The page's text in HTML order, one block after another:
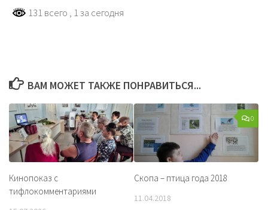
131 всего , 1 за сегодня
ВАМ МОЖЕТ ТАКЖЕ ПОНРАВИТЬСЯ...
Кинопоказ с
тифлокомментариями
0
Скопа – птица года 2018
11.04.2018